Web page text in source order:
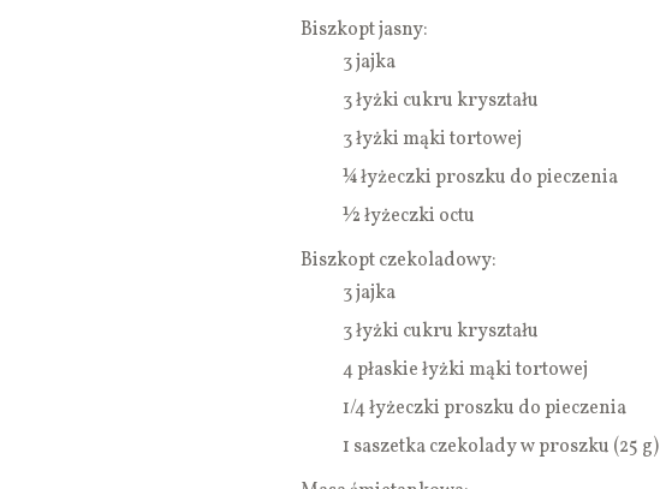
Biszkopt jasny:
3 jajka
3 łyżki cukru kryształu
3 łyżki mąki tortowej
¼ łyżeczki proszku do pieczenia
½ łyżeczki octu
Biszkopt czekoladowy:
3 jajka
3 łyżki cukru kryształu
4 płaskie łyżki mąki tortowej
1/4 łyżeczki proszku do pieczenia
1 saszetka czekolady w proszku (25 g)